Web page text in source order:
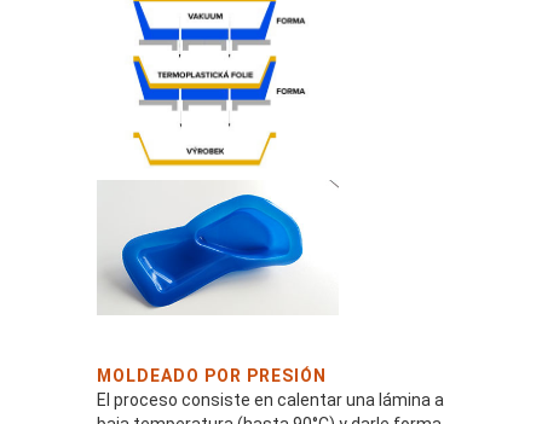
MOLDEADO POR PRESIÓN
El proceso consiste en calentar una lámina a